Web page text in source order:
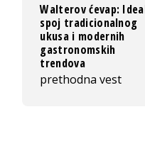
Walterov ćevap:
spoj tradicionalnog
ukusa i modernih
gastronomskih
trendova
prethodna vest